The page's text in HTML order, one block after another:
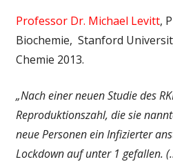
Professor Dr. Michael Levitt,
Biochemie, Stanford
Chemie 2013.
„Nach einer neuen Studie des
Reproduktionszahl, die sie
neue Personen ein Infizierter
Lockdown auf unter 1 gefallen.